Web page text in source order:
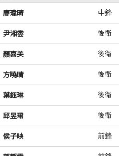
廖瑋晴 中鋒
尹湘雲 後衛
顏嘉美 後衛
方曉晴 後衛
葉鈺琳 後衛
邱昱珺 後衛
侯子映 前鋒